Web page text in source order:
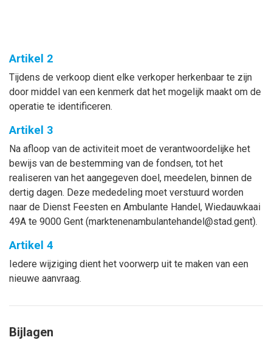
Artikel 2
Tijdens de verkoop dient elke verkoper herkenbaar te zijn
door middel van een kenmerk dat het mogelijk maakt om de
operatie te identificeren.
Artikel 3
Na afloop van de activiteit moet de verantwoordelijke het
bewijs van de bestemming van de fondsen, tot het
realiseren van het aangegeven doel, meedelen, binnen de
dertig dagen. Deze mededeling moet verstuurd worden
naar de Dienst Feesten en Ambulante Handel, Wiedauwkaai
49A te 9000 Gent (marktenenambulantehandel@stad.gent).
Artikel 4
Iedere wijziging dient het voorwerp uit te maken van een
nieuwe aanvraag.
Bijlagen